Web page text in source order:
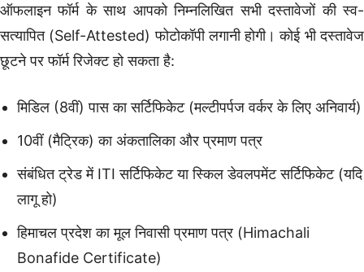
ऑफलाइन फॉर्म के साथ आपको निम्नलिखित सभी दस्तावेजों की स्व-
सत्यापित (Self-Attested) फोटोकॉपी लगानी होगी। कोई भी दस्तावेज
छूटने पर फॉर्म रिजेक्ट हो सकता है:
मिडिल (8वीं) पास का सर्टिफिकेट (मल्टीपर्पज वर्कर के लिए अनिवार्य)
10वीं (मैट्रिक) का अंकतालिका और प्रमाण पत्र
संबंधित ट्रेड में ITI सर्टिफिकेट या स्किल डेवलपमेंट सर्टिफिकेट (यदि
लागू हो)
हिमाचल प्रदेश का मूल निवासी प्रमाण पत्र (Himachali
Bonafide Certificate)